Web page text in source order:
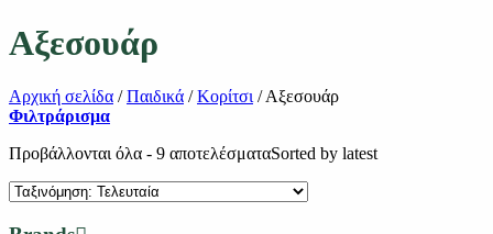
Αξεσουάρ
Αρχική σελίδα / Παιδικά / Κορίτσι /Αξεσουάρ
Φιλτράρισμα
Προβάλλονται όλα - 9 αποτελέσματαSorted by latest